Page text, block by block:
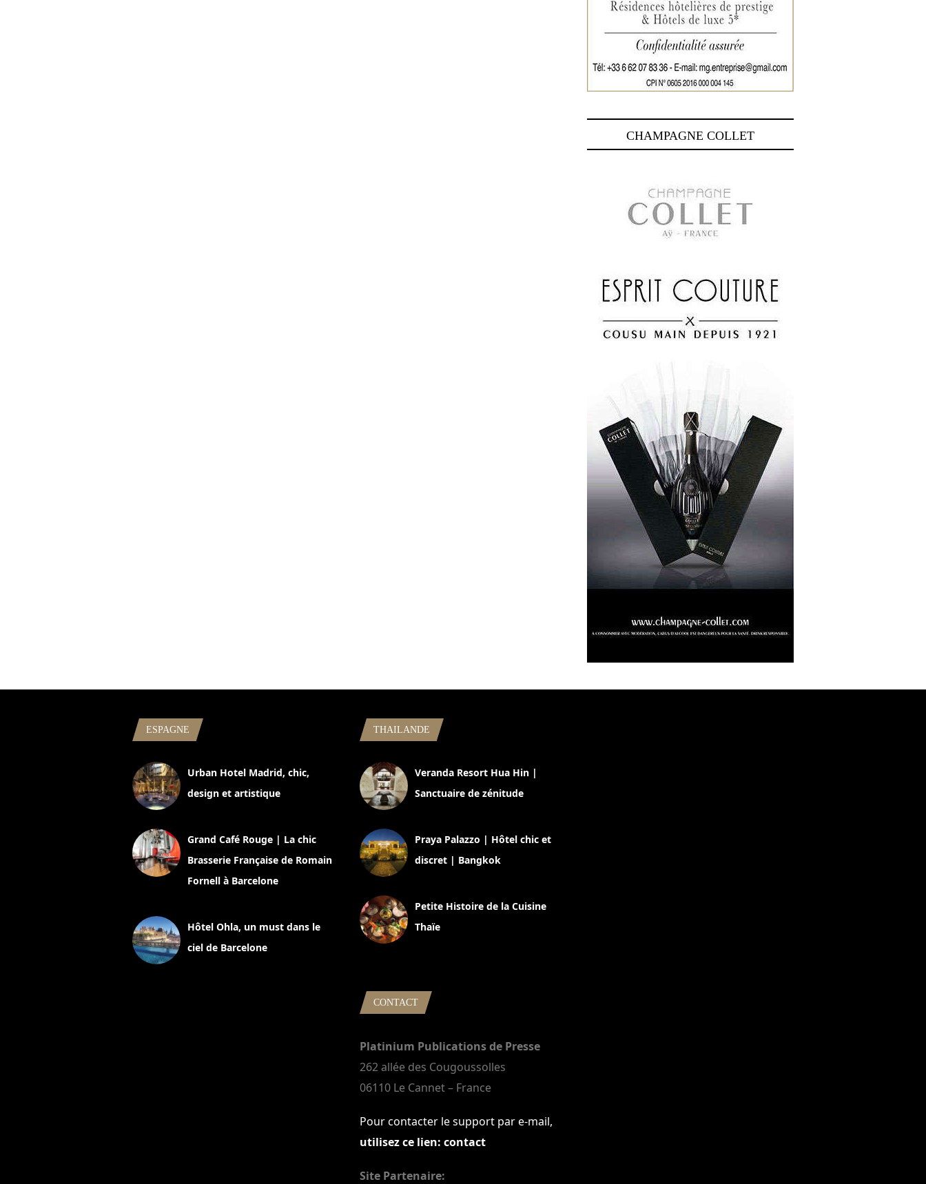
CHAMPAGNE COLLET
ESPAGNE
Urban Hotel Madrid, chic,
design et artistique
Grand Café Rouge | La chic
Brasserie Française de Romain
Fornell à Barcelone
Hôtel Ohla, un must dans le
ciel de Barcelone
THAILANDE
Veranda Resort Hua Hin |
Sanctuaire de zénitude
Praya Palazzo | Hôtel chic et
discret | Bangkok
Petite Histoire de la Cuisine
Thaïe
CONTACT
Platinium Publications de Presse
262 allée des Cougoussolles
06110 Le Cannet – France
Pour contacter le support par e-mail,
utilisez ce lien: contact
Site Partenaire: